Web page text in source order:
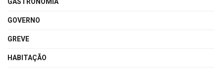
GOVERNO
GREVE
HABITAÇÃO